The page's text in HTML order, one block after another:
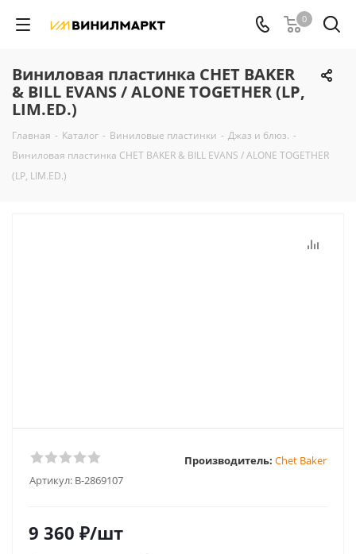
0
Виниловая пластинка CHET BAKER
& BILL EVANS / ALONE TOGETHER (LP,
LIM.ED.)
Главная - Каталог - Виниловые пластинки - Джаз и блюз. -
Виниловая пластинка CHET BAKER & BILL EVANS / ALONE TOGETHER
(LP, LIM.ED.)
Артикул: B-2869107
Производитель: Chet Baker
9 360 ₽/шт